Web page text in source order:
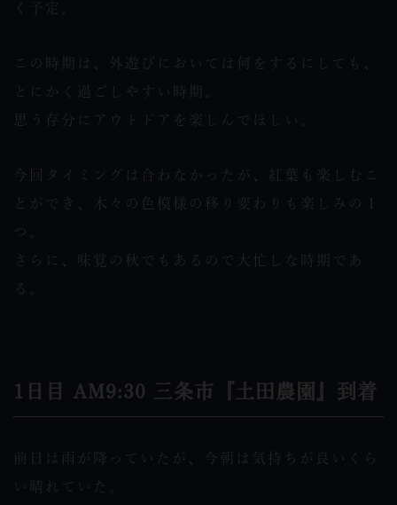
く予定。
この時期は、外遊びにおいては何をするにしても、
とにかく過ごしやすい時期。
思う存分にアウトドアを楽しんでほしい。
今回タイミングは合わなかったが、紅葉も楽しむこ
とができ、木々の色模様の移り変わりも楽しみの１
つ。
さらに、味覚の秋でもあるので大忙しな時期であ
る。
1日目 AM9:30 三条市『土田農園』到着
前日は雨が降っていたが、今朝は気持ちが良いくら
い晴れていた。